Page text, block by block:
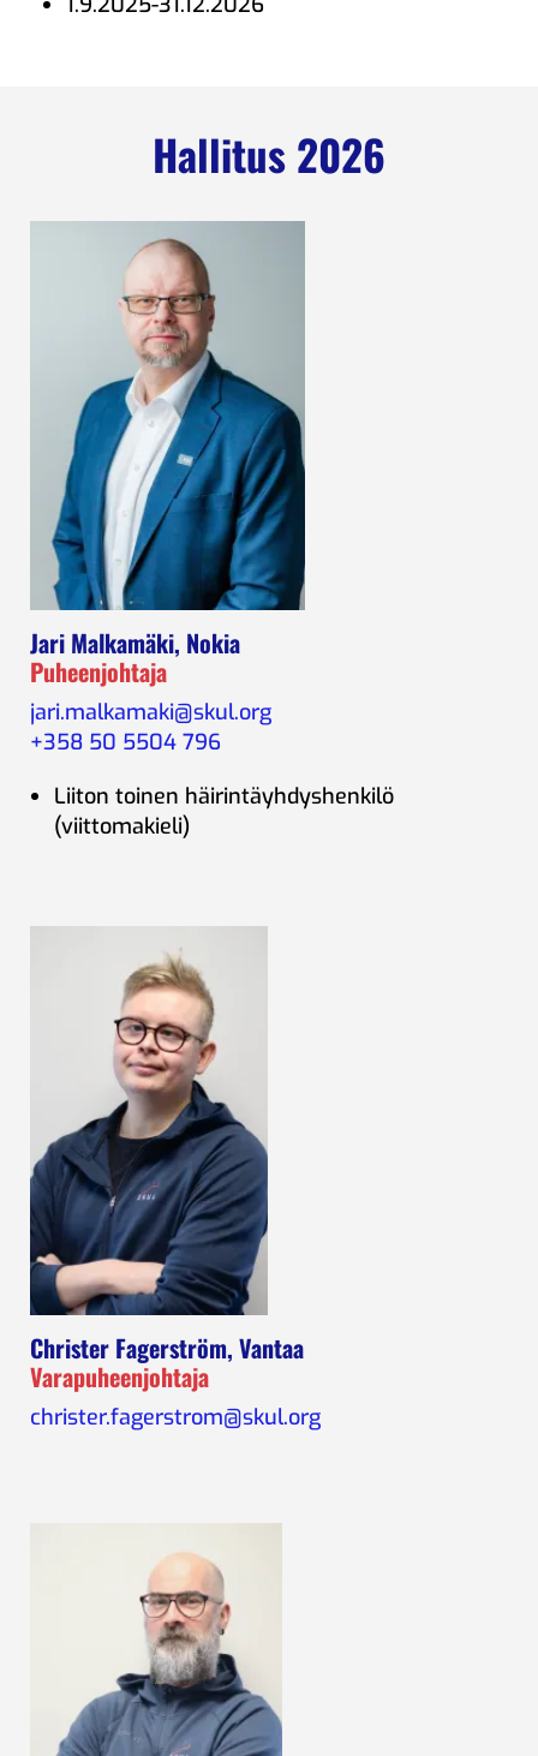
Hallitus 2026
Jari Malkamäki, Nokia
Puheenjohtaja
jari.malkamaki@skul.org
+358 50 5504 796
Liiton toinen häirintäyhdyshenkilö
(viittomakieli)
Christer Fagerström, Vantaa
Varapuheenjohtaja
christer.fagerstrom@skul.org